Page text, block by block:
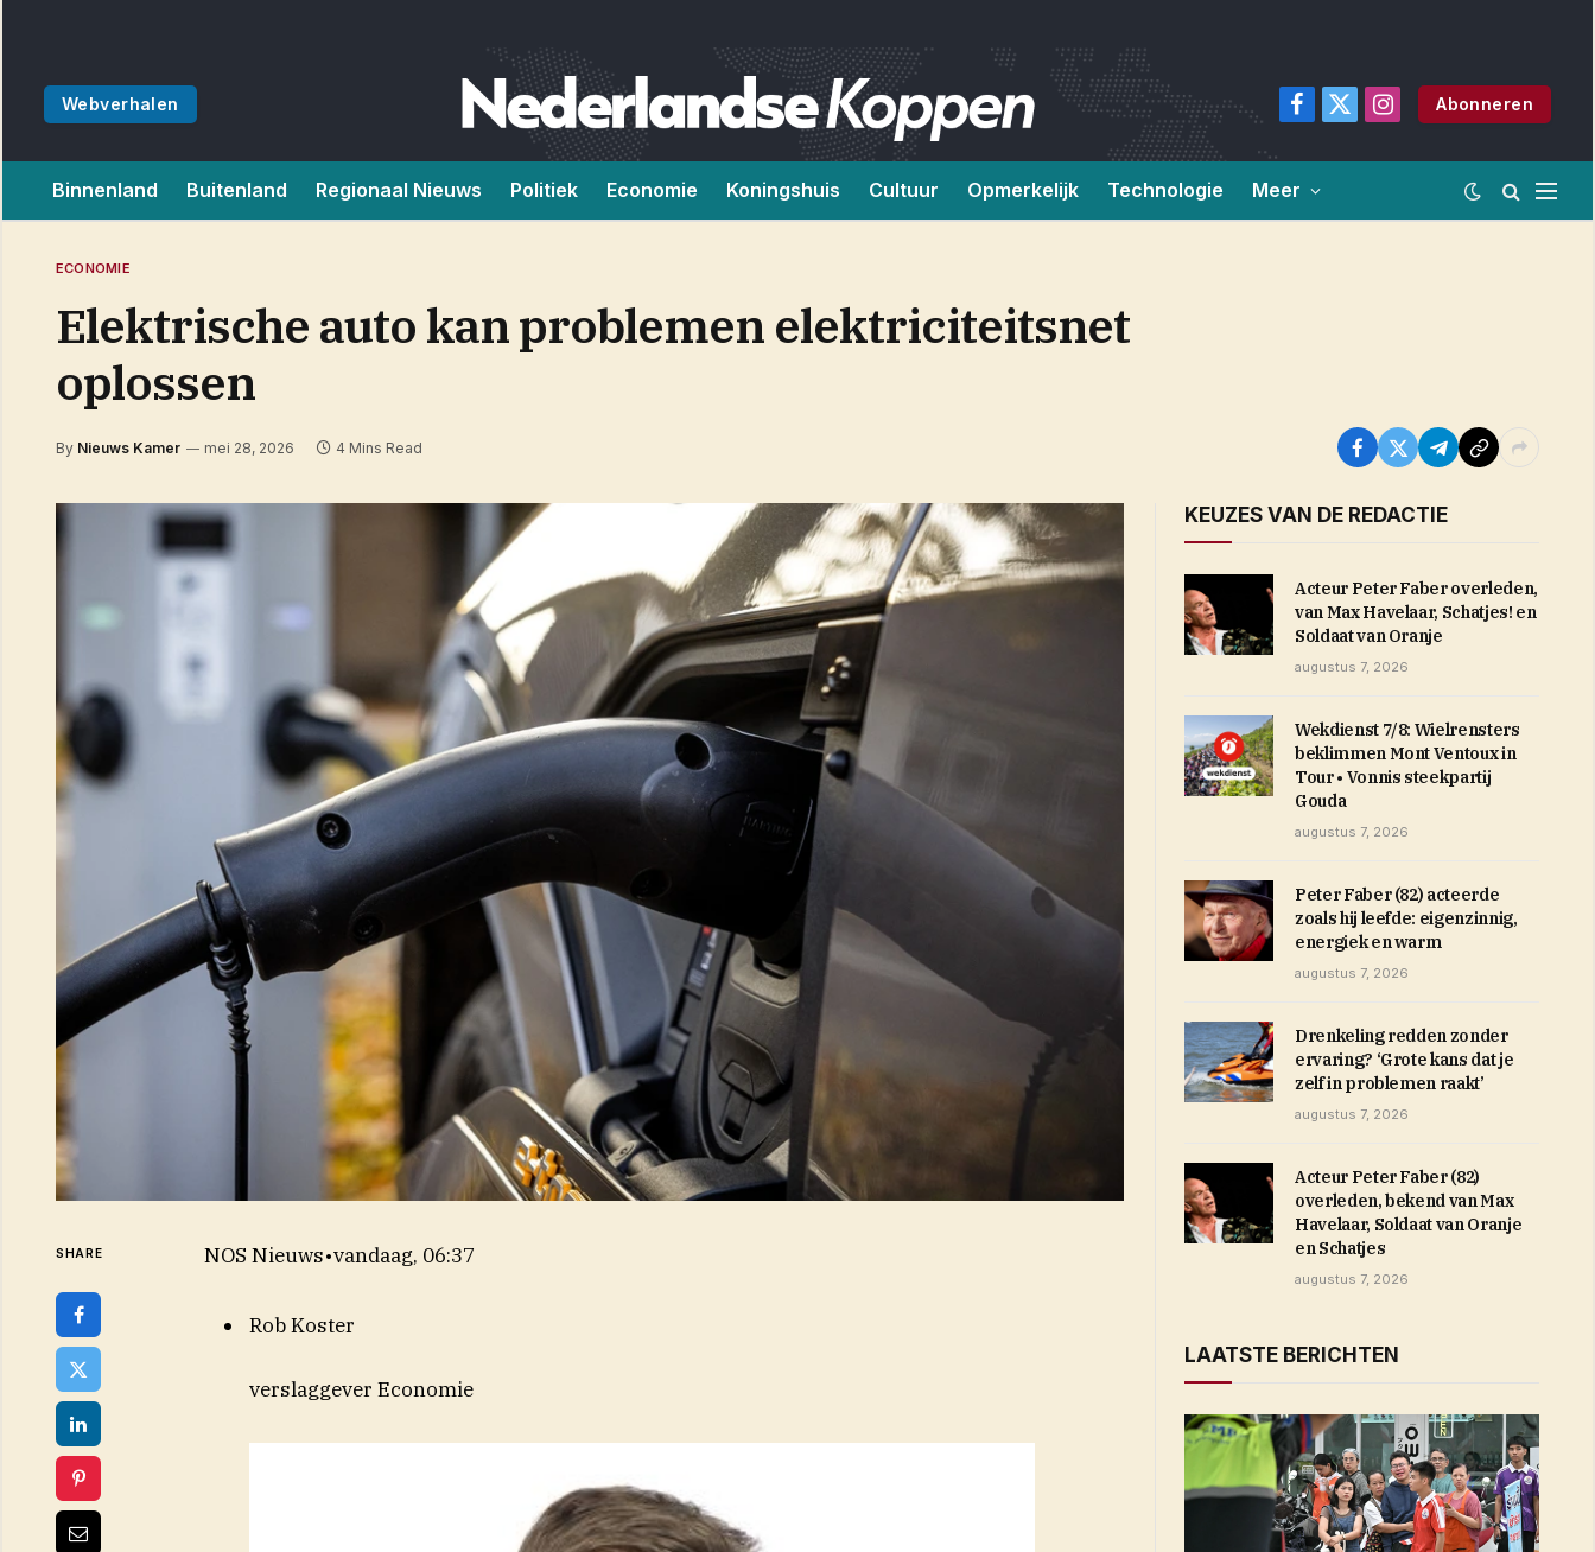
Webverhalen
Facebook
X
Instagram
Abonneren
Binnenland Buitenland Regionaal Nieuws Politiek Economie Koningshuis Cultuur Opmerkelijk Technologie Meer
ECONOMIE
Elektrische auto kan problemen elektriciteitsnet
oplossen
By Nieuws Kamer mei 28, 2026 4 Mins Read
SHARE NOS Nieuws•vandaag, 06:37
Rob Koster
verslaggever Economie
KEUZES VAN DE REDACTIE
Acteur Peter Faber overleden,
van Max Havelaar, Schatjes! en
Soldaat van Oranje
augustus 7, 2026
Wekdienst 7/8: Wielrensters
beklimmen Mont Ventoux in
Tour • Vonnis steekpartij
Gouda
augustus 7, 2026
Peter Faber (82) acteerde
zoals hij leefde: eigenzinnig,
energiek en warm
augustus 7, 2026
Drenkeling redden zonder
ervaring? ‘Grote kans dat je
zelf in problemen raakt’
augustus 7, 2026
Acteur Peter Faber (82)
overleden, bekend van Max
Havelaar, Soldaat van Oranje
en Schatjes
augustus 7, 2026
LAATSTE BERICHTEN